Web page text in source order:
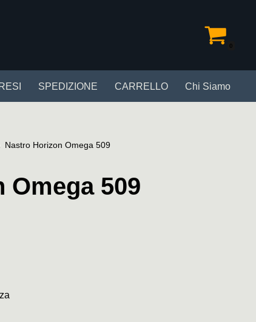
SPEDIZIONE CARRELLO Chi Siamo
Nastro Horizon Omega 509
Omega 509